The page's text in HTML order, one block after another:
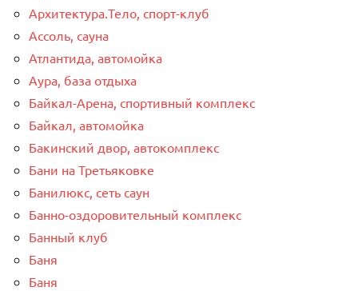
Архитектура.Тело, спорт-клуб
Ассоль, сауна
Атлантида, автомойка
Аура, база отдыха
Байкал-Арена, спортивный комплекс
Байкал, автомойка
Бакинский двор, автокомплекс
Бани на Третьяковке
Банилюкс, сеть саун
Банно-оздоровительный комплекс
Банный клуб
Баня
Баня